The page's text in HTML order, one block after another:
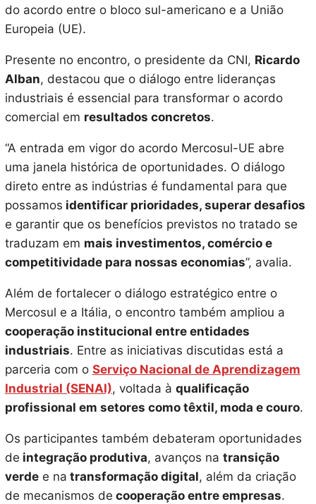
do acordo entre o bloco sul-americano e a União
Europeia (UE).
Presente no encontro, o presidente da CNI, Ricardo
Alban, destacou que o diálogo entre lideranças
industriais é essencial para transformar o acordo
comercial em resultados concretos.
“A entrada em vigor do acordo Mercosul-UE abre
uma janela histórica de oportunidades. O diálogo
direto entre as indústrias é fundamental para que
possamos identificar prioridades, superar desafios
e garantir que os benefícios previstos no tratado se
traduzam em mais investimentos, comércio e
competitividade para nossas economias”, avalia.
Além de fortalecer o diálogo estratégico entre o
Mercosul e a Itália, o encontro também ampliou a
cooperação institucional entre entidades
industriais. Entre as iniciativas discutidas está a
parceria com o Serviço Nacional de Aprendizagem
Industrial (SENAI), voltada à qualificação
profissional em setores como têxtil, moda e couro.
Os participantes também debateram oportunidades
de integração produtiva, avanços na transição
verdee na transformação digital, além da criação
de mecanismos de cooperação entre empresas.